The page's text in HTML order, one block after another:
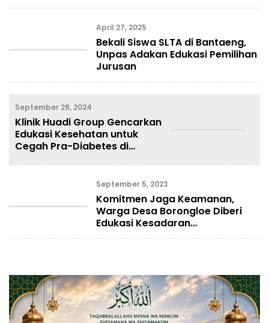
April 27, 2025
Bekali Siswa SLTA di Bantaeng,
Unpas Adakan Edukasi Pemilihan
Jurusan
September 28, 2024
Klinik Huadi Group Gencarkan
Edukasi Kesehatan untuk
Cegah Pra-Diabetes di
September 5, 2023
Komitmen Jaga Keamanan,
Warga Desa Borongloe Diberi
Edukasi Kesadaran
HukumKomitmen Jaga